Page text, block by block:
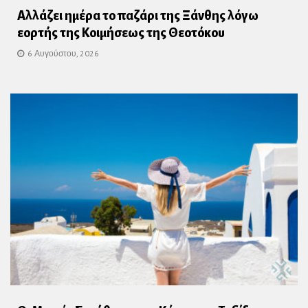
Αλλάζει ημέρα το παζάρι της Ξάνθης λόγω
εορτής της Κοιμήσεως της Θεοτόκου
6 Αυγούστου, 2026